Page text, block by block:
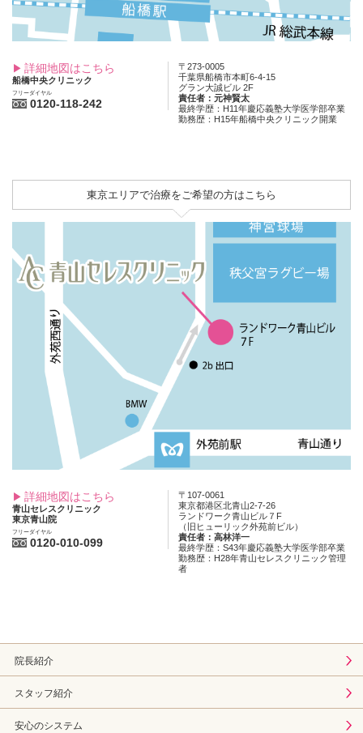
詳細地図はこちら
船橋中央クリニック
フリーダイヤル
0120-118-242
〒273-0005
千葉県船橋市本町6-4-15
グラン大誠ビル 2F
責任者：元神賢太
最終学歴：H11年慶応義塾大学医学部卒業
勤務歴：H15年船橋中央クリニック開業
東京エリアで治療をご希望の方はこちら
詳細地図はこちら
青山セレスクリニック
東京青山院
フリーダイヤル
0120-010-099
〒107-0061
東京都港区北青山2-7-26
ランドワーク青山ビル７F
（旧ヒューリック外苑前ビル）
責任者：高林洋一
最終学歴：S43年慶応義塾大学医学部卒業
勤務歴：H28年青山セレスクリニック管理
者
院長紹介
スタッフ紹介
安心のシステム